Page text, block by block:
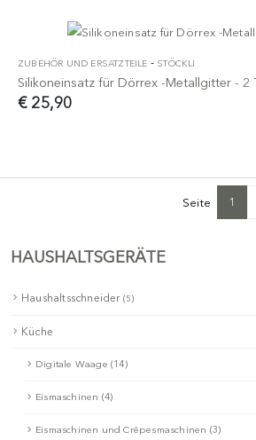
HAUSHALTSGERÄTE
Haushaltsschneider (5)
Küche
Digitale Waage (14)
Eismaschinen (4)
Eismaschinen und Crêpesmaschinen (3)
ZUBEHÖR UND ERSATZTEILE - STÖCKLI
Silikoneinsatz für Dörrex -Metallgitter - 2
€ 25,90
Seite 1